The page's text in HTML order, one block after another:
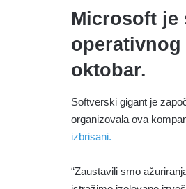
Microsoft
operativnog
oktobar.
Softverski gigant je
organizovala ova
izbrisani.
“Zaustavili smo